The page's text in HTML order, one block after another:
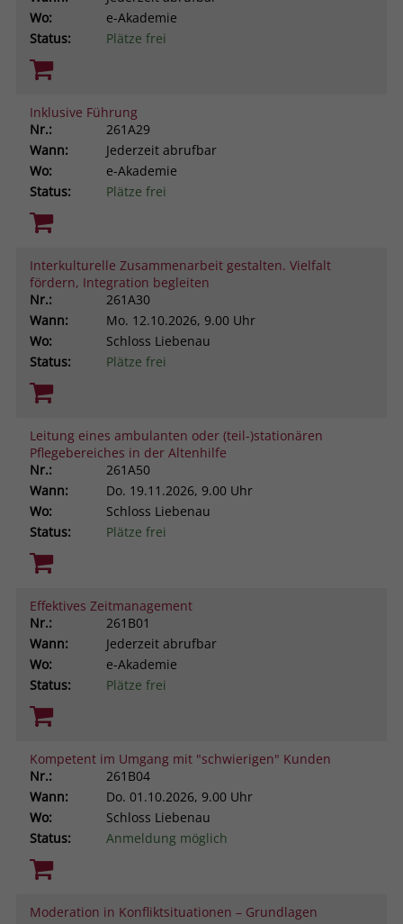
Wo:
e-Akademie
Status:
Plätze frei
Inklusive Führung
Nr.:
261A29
Wann:
Jederzeit abrufbar
Wo:
e-Akademie
Status:
Plätze frei
Interkulturelle Zusammenarbeit gestalten. Vielfalt
fördern, Integration begleiten
Nr.:
261A30
Wann:
Mo. 12.10.2026, 9.00 Uhr
Wo:
Schloss Liebenau
Status:
Plätze frei
Leitung eines ambulanten oder (teil-)stationären
Pflegebereiches in der Altenhilfe
Nr.:
261A50
Wann:
Do. 19.11.2026, 9.00 Uhr
Wo:
Schloss Liebenau
Status:
Plätze frei
Effektives Zeitmanagement
Nr.:
261B01
Wann:
Jederzeit abrufbar
Wo:
e-Akademie
Status:
Plätze frei
Kompetent im Umgang mit "schwierigen" Kunden
Nr.:
261B04
Wann:
Do. 01.10.2026, 9.00 Uhr
Wo:
Schloss Liebenau
Status:
Anmeldung möglich
Moderation in Konfliktsituationen – Grundlagen